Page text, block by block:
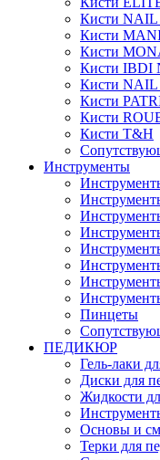
Кисти
Кисти
Кисти
Кисти IBDI
Кисти NAIL
Кисти
Кисти
Кисти T&H
Инструменты
Пинцеты
ПЕДИКЮР
Гель-лаки
Диски для
Жидкости
Основы и
Терки для